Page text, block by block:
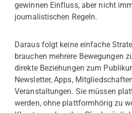
gewinnen Einfluss, aber nicht
journalistischen Regeln.
Daraus folgt keine einfache
brauchen mehrere Bewegungen
direkte Beziehungen zum
Newsletter, Apps,
Veranstaltungen. Sie müssen
werden, ohne plattformhörig zu